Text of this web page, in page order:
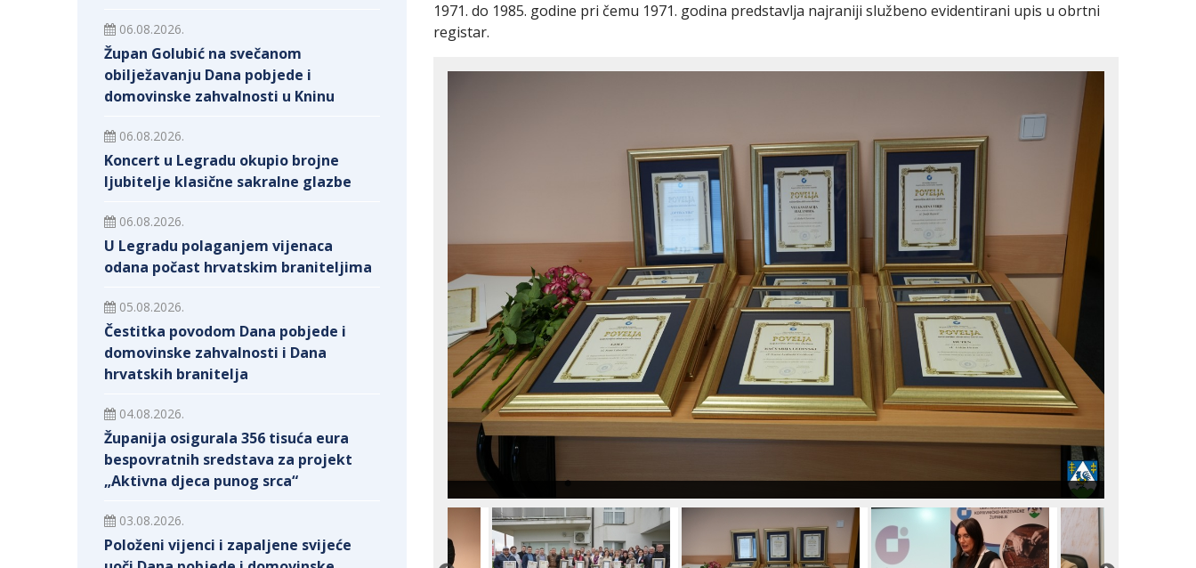
06.08.2026.
Župan Golubić na svečanom
obilježavanju Dana pobjede i
domovinske zahvalnosti u Kninu
06.08.2026.
Koncert u Legradu okupio brojne
ljubitelje klasične sakralne glazbe
06.08.2026.
U Legradu polaganjem vijenaca
odana počast hrvatskim braniteljima
05.08.2026.
Čestitka povodom Dana pobjede i
domovinske zahvalnosti i Dana
hrvatskih branitelja
04.08.2026.
Županija osigurala 356 tisuća eura
bespovratnih sredstava za projekt
„Aktivna djeca punog srca“
03.08.2026.
Položeni vijenci i zapaljene svijeće
1971. do 1985. godine pri čemu 1971. godina predstavlja najraniji službeno evidentirani upis u obrtni
registar.